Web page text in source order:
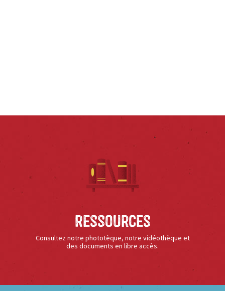
Ressources
Consultez notre phototèque, notre vidéothèque et
des documents en libre accès.